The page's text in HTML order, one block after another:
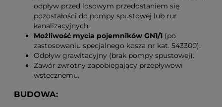
odpływ przed losowym przedostaniem się
pozostałości do pompy spustowej lub rur
kanalizacyjnych.
Możliwość mycia pojemników GN1/1 (po
zastosowaniu specjalnego kosza nr kat. 543300).
Odpływ grawitacyjny (brak pompy spustowej).
Zawór zwrotny zapobiegający przepływowi
wstecznemu.
BUDOWA: